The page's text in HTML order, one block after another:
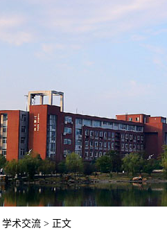
学术交流 > 正文